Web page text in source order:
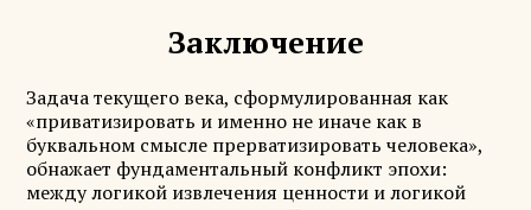
Заключение
Задача текущего века, сформулированная как
«приватизировать и именно не иначе как в
буквальном смысле прерватизировать человека»,
обнажает фундаментальный конфликт эпохи:
между логикой извлечения ценности и логикой